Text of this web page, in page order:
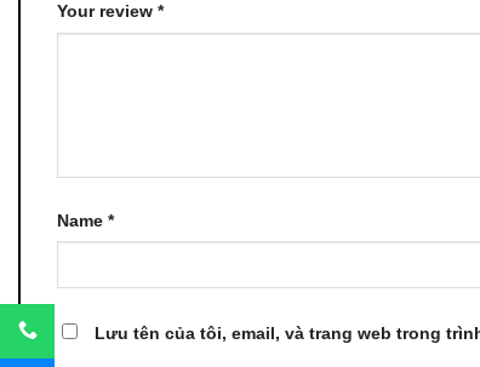
Your review *
Name *
Lưu tên của tôi, email, và trang web trong